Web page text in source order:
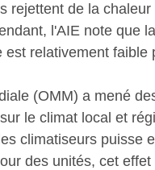
rejettent de la chaleur
l'AIE note que la
relativement faible
(OMM) a mené
sur le climat local et
climatiseurs puisse
des unités, cet effet